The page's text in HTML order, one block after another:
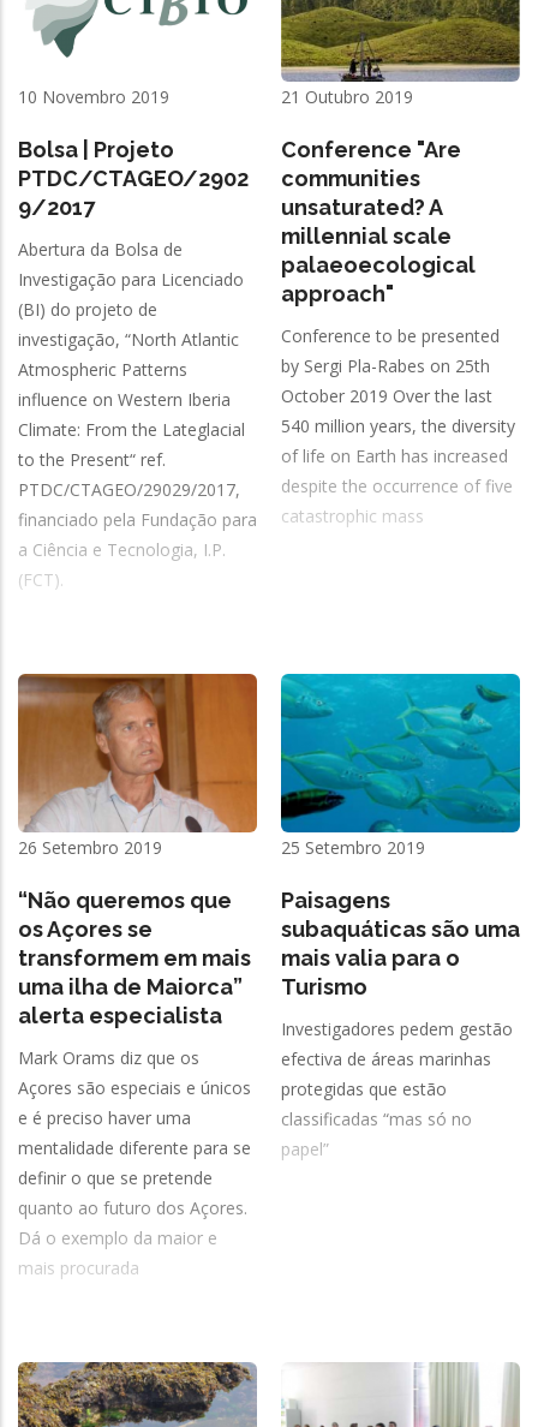
10 Novembro 2019
Bolsa | Projeto
PTDC/CTAGEO/2902
9/2017
Abertura da Bolsa de
Investigação para Licenciado
(BI) do projeto de
investigação, “North Atlantic
Atmospheric Patterns
influence on Western Iberia
Climate: From the Lateglacial
to the Present“ ref.
PTDC/CTAGEO/29029/2017,
financiado pela Fundação para
a Ciência e Tecnologia, I.P.
(FCT).
21 Outubro 2019
Conference "Are
communities
unsaturated? A
millennial scale
palaeoecological
approach"
Conference to be presented
by Sergi Pla-Rabes on 25th
October 2019 Over the last
540 million years, the diversity
of life on Earth has increased
despite the occurrence of five
catastrophic mass
26 Setembro 2019
“Não queremos que
os Açores se
transformem em mais
uma ilha de Maiorca”
alerta especialista
Mark Orams diz que os
Açores são especiais e únicos
e é preciso haver uma
mentalidade diferente para se
definir o que se pretende
quanto ao futuro dos Açores.
Dá o exemplo da maior e
mais procurada
25 Setembro 2019
Paisagens
subaquáticas são uma
mais valia para o
Turismo
Investigadores pedem gestão
efectiva de áreas marinhas
protegidas que estão
classificadas “mas só no
papel”